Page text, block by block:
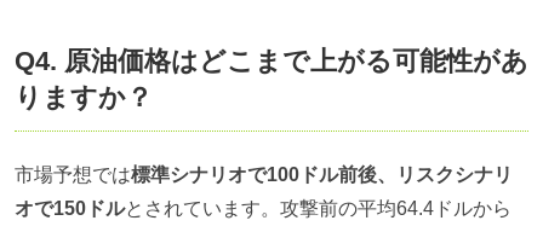
Q4. 原油価格はどこまで上がる可能性があ
りますか？
市場予想では標準シナリオで100ドル前後、リスクシナリ
オで150ドルとされています。攻撃前の平均64.4ドルから